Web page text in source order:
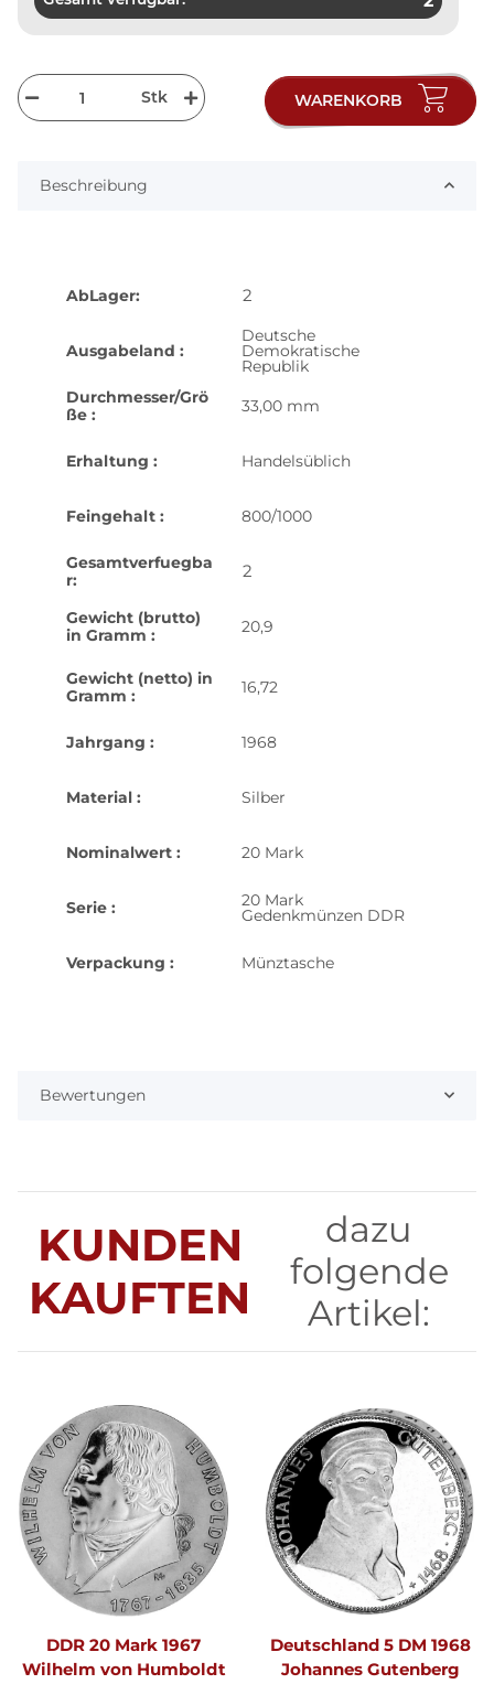
Stk WARENKORB
Beschreibung
AbLager: 2
Ausgabeland :
Deutsche
Demokratische
Republik
Durchmesser/Grö
ße :
33,00 mm
Erhaltung : Handelsüblich
Feingehalt : 800/1000
Gesamtverfuegba
r:
2
Gewicht (brutto)
in Gramm :
20,9
Gewicht (netto) in
Gramm :
16,72
Jahrgang : 1968
Material : Silber
Nominalwert : 20 Mark
Serie : 20 Mark
Gedenkmünzen DDR
Verpackung : Münztasche
Bewertungen
KUNDEN
KAUFTEN
dazu
folgende
Artikel:
DDR 20 Mark 1967
Wilhelm von Humboldt
Deutschland 5 DM 1968
Johannes Gutenberg